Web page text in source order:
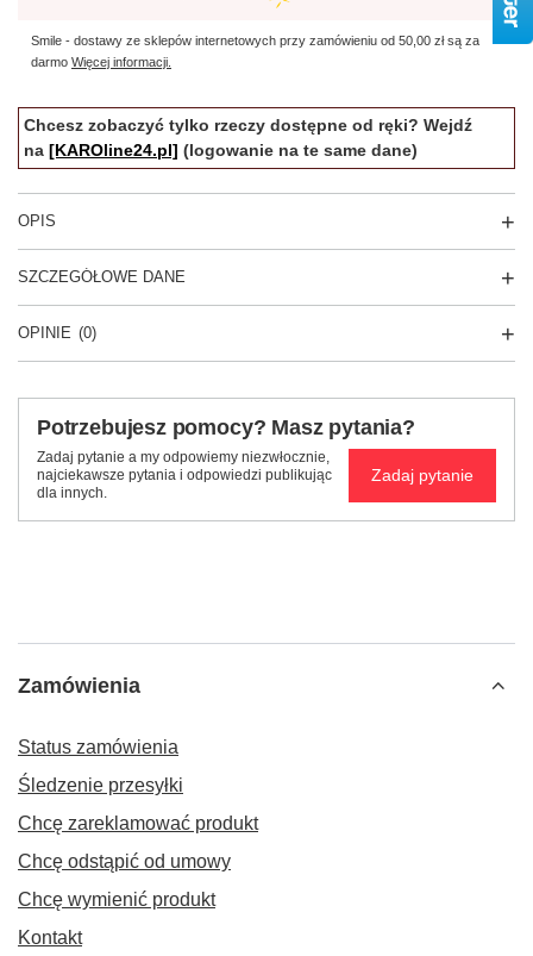
Smile - dostawy ze sklepów internetowych przy zamówieniu od 50,00 złsą za
darmo Więcej informacji.
Chcesz zobaczyć tylko rzeczy dostępne od ręki? Wejdź
na [KAROline24.pl] (logowanie na te same dane)
OPIS
SZCZEGÓŁOWE DANE
OPINIE (0)
Potrzebujesz pomocy? Masz pytania?
Zadaj pytanie a my odpowiemy niezwłocznie,
najciekawsze pytania i odpowiedzi publikując
dla innych.
Zadaj pytanie
Zamówienia
Status zamówienia
Śledzenie przesyłki
Chcę zareklamować produkt
Chcę odstąpić od umowy
Chcę wymienić produkt
Kontakt